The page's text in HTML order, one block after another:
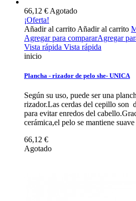
66,12 € Agotado
¡Oferta!
Añadir al carrito Añadir al carrito
Agregar para compararAgregar
Vista rápida Vista rápida
inicio
Plancha - rizador de pelo she- UNICA
Según su uso, puede ser una
rizador.Las cerdas del cepillo son
para evitar enredos del
cerámica,el pelo se mantiene
66,12 €
Agotado